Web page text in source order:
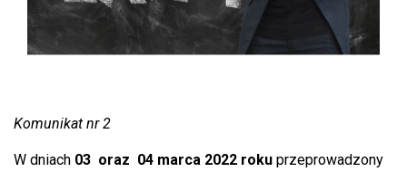
Komunikat nr 2
W dniach 03 oraz 04 marca 2022 roku przeprowadzony